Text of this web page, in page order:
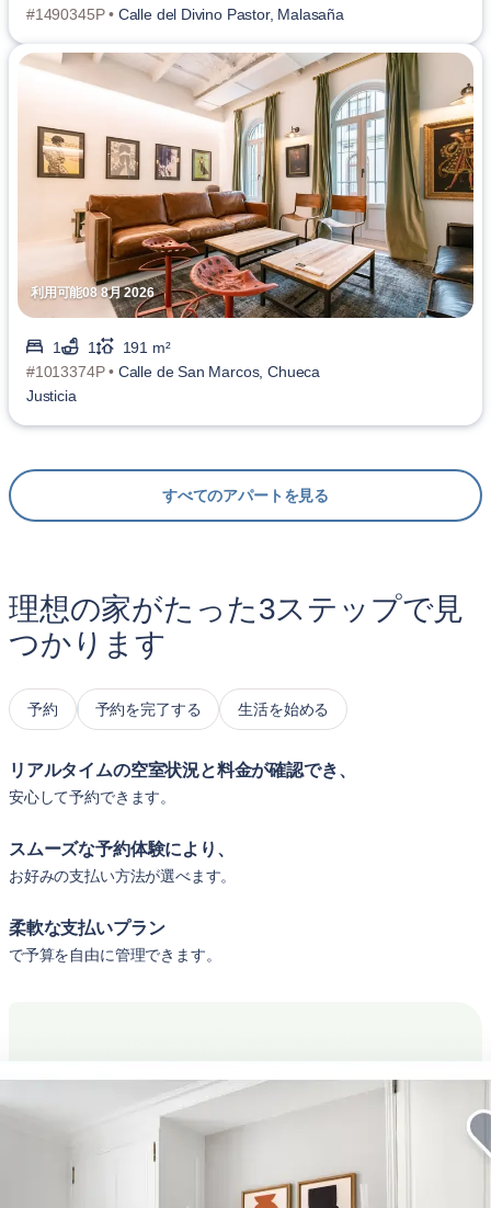
#1490345P • Calle del Divino Pastor, Malasaña
利用可能08 8月 2026
1 1
191 m²
#1013374P • Calle de San Marcos, Chueca
Justicia
すべてのアパートを見る
理想の家がたった3ステップで見
つかります
予約 予約を完了する 生活を始める
リアルタイムの空室状況と料金が確認でき、
安心して予約できます。
スムーズな予約体験により、
お好みの支払い方法が選べます。
柔軟な支払いプラン
で予算を自由に管理できます。